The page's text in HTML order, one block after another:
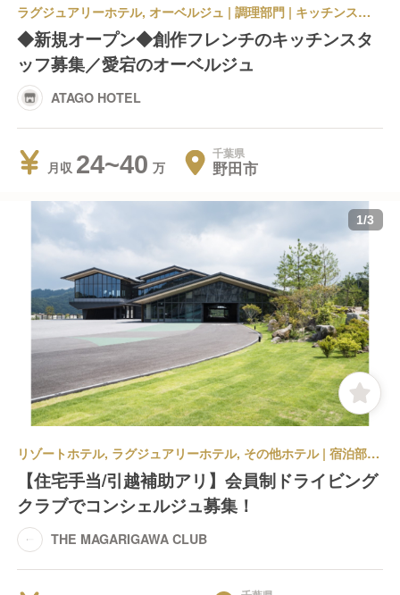
ラグジュアリーホテル, オーベルジュ | 調理部門 | キッチンスタッフ | ATAGO HOTEL
◆新規オープン◆創作フレンチのキッチンスタ
ッフ募集／愛宕のオーベルジュ
ATAGO HOTEL
月収 24~40 千葉県
野田市
1/3
リゾートホテル, ラグジュアリーホテル, その他ホテル | 宿泊部門 | フレンチ, 和食 | フロントスタッフ | THE MAGARIGAWA CLUB
【住宅手当/引越補助アリ】会員制ドライビング
クラブでコンシェルジュ募集！
THE MAGARIGAWA CLUB